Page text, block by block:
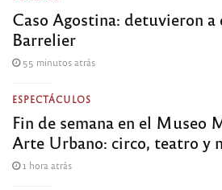
Caso Agostina: detuvieron
Barrelier
55 minutos atrás
ESPECTÁCULOS
Fin de semana en el Museo
Arte Urbano: circo, teatro y
1 hora atrás